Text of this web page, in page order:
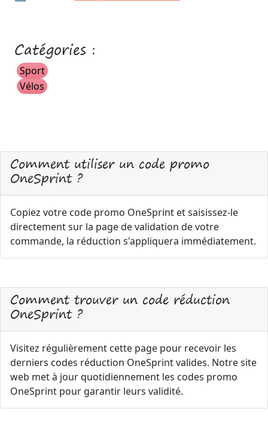
Catégories :
Sport
Vélos
Comment utiliser un code promo
OneSprint ?
Copiez votre code promo OneSprint et saisissez-le
directement sur la page de validation de votre
commande, la réduction s'appliquera immédiatement.
Comment trouver un code réduction
OneSprint ?
Visitez régulièrement cette page pour recevoir les
derniers codes réduction OneSprint valides. Notre site
web met à jour quotidiennement les codes promo
OneSprint pour garantir leurs validité.